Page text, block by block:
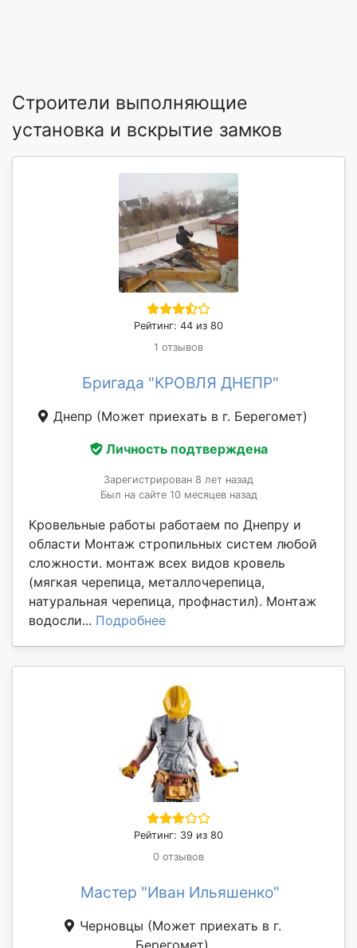
Строители выполняющие
установка и вскрытие замков
Рейтинг: 44 из 80
1 отзывов
Бригада "КРОВЛЯ ДНЕПР"
Днепр (Может приехать в г. Берегомет)
Личность подтверждена
Зарегистрирован 8 лет назад
Был на сайте 10 месяцев назад
Кровельные работы работаем по Днепру и
области Монтаж стропильных систем любой
сложности. монтаж всех видов кровель
(мягкая черепица, металлочерепица,
натуральная черепица, профнастил). Монтаж
водосли... Подробнее
Рейтинг: 39 из 80
0 отзывов
Мастер "Иван Ильяшенко"
Черновцы (Может приехать в г.